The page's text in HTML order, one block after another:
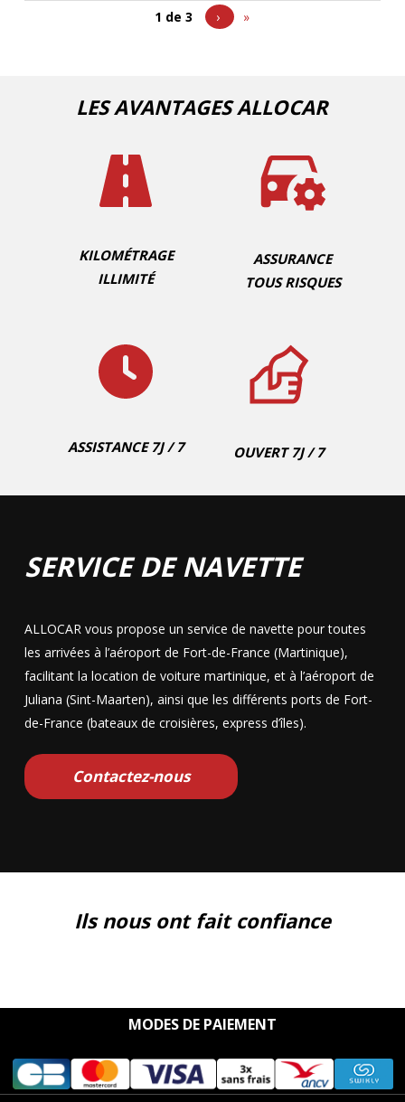
Current
1 de3
Next
›
Last
»
LES AVANTAGES ALLOCAR
KILOMÉTRAGE
ILLIMITÉ
ASSURANCE
TOUS RISQUES
ASSISTANCE 7J / 7 OUVERT 7J / 7
SERVICE DE NAVETTE
ALLOCAR vous propose un service de navette pour toutes
les arrivées à l’aéroport de Fort-de-France (Martinique),
facilitant lalocation de voiture martinique, et à l’aéroport de
Juliana (Sint-Maarten), ainsi que les différents ports de Fort-
de-France (bateaux de croisières, express d’îles).
Contactez-nous
Ils nous ont fait confiance
MODES DE PAIEMENT